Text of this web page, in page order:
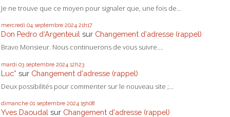
Je ne trouve que ce moyen pour signaler que, une fois de...
mercredi 04 septembre 2024 21h17
Don Pedro d‘Argenteuil sur Changement d'adresse (rappel)
Bravo Monsieur. Nous continuerons de vous suivre....
mardi 03 septembre 2024 12h23
Luc* sur Changement d'adresse (rappel)
Deux possibilités pour commenter sur le nouveau site ;...
dimanche 01 septembre 2024 15h08
Yves Daoudal sur Changement d'adresse (rappel)